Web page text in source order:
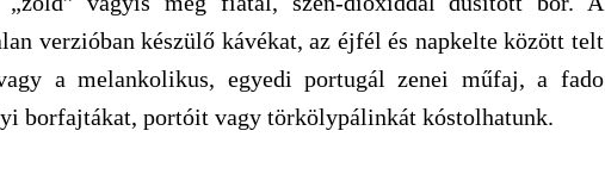
verzióban készülő kávékat, az éjfél és napkelte között telt
a melankolikus, egyedi portugál zenei műfaj, a fado
borfajtákat, portóit vagy törkölypálinkát kóstolhatunk.